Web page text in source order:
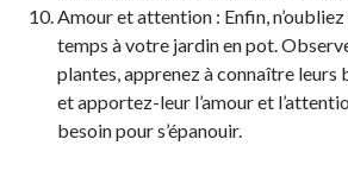
Amour et attention : Enfin,
temps à votre jardin en pot.
plantes, apprenez à connaître leurs
et apportez-leur l’amour et
besoin pour s’épanouir.